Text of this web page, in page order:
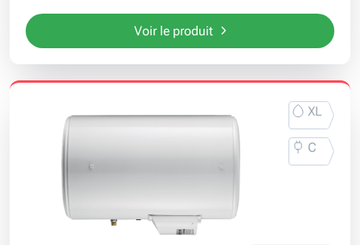
Voir le produit
XL
C